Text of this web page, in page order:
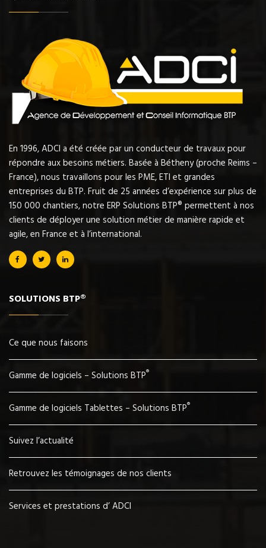
En 1996, ADCI a été créée par un conducteur de travaux pour
répondre aux besoins métiers. Basée à Bétheny (proche Reims –
France), nous travaillons pour les PME, ETI et grandes
entreprises du BTP. Fruit de 25 années d’expérience sur plus de
150 000 chantiers, notre ERP Solutions BTP® permettent à nos
clients de déployer une solution métier de manière rapide et
agile, en France et à l’international.
SOLUTIONS BTP®
Ce que nous faisons
Gamme de logiciels – Solutions BTP®
Gamme de logiciels Tablettes – Solutions BTP®
Suivez l’actualité
Retrouvez les témoignages de nos clients
Services et prestations d’ ADCI